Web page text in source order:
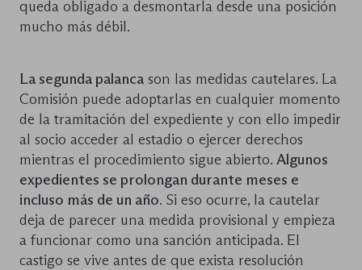
queda obligado a desmontarla desde una posición
mucho más débil.
La segunda palanca son las medidas cautelares. La
Comisión puede adoptarlas en cualquier momento
de la tramitación del expediente y con ello impedir
al socio acceder al estadio o ejercer derechos
mientras el procedimiento sigue abierto. Algunos
expedientes se prolongan durante meses e
incluso más de un año. Si eso ocurre, la cautelar
deja de parecer una medida provisional y empieza
a funcionar como una sanción anticipada. El
castigo se vive antes de que exista resolución